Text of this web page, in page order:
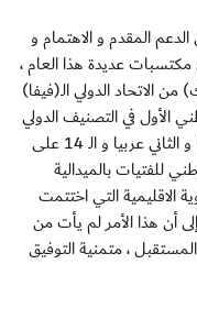
المقدم و الاهتمام و
عديدة هذا العام ،
الدولي الـ(فيفا)
الأول في التصنيف الدولي
، و تواجده في المركز 73 عالميا و الأول خليجيا و الثاني عربيا و الـ 14 على
للفتيات بالميدالية
الاقليمية التي اختتمت
أن هذا الأمر لم يأت من
، متمنية التوفيق